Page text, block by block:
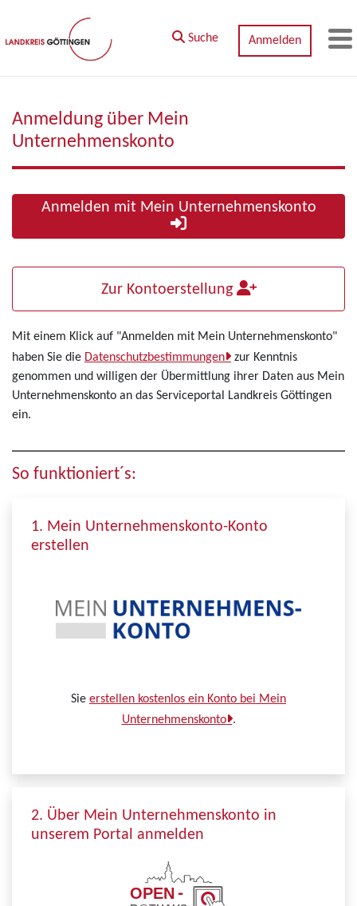
Zum Hauptinhalt springen
Suche Anmelden
Anmeldung über Mein
Unternehmenskonto
Anmelden mit Mein Unternehmenskonto
Zur Kontoerstellung
Mit einem Klick auf "Anmelden mit Mein Unternehmenskonto"
haben Sie die Datenschutzbestimmungen
zur Kenntnis
genommen und willigen der Übermittlung ihrer Daten aus Mein
Unternehmenskonto an das Serviceportal Landkreis Göttingen
ein.
So funktioniert´s:
1. Mein Unternehmenskonto-Konto
erstellen
Sie erstellen kostenlos ein Konto bei Mein
Unternehmenskonto .
2. Über Mein Unternehmenskonto in
unserem Portal anmelden